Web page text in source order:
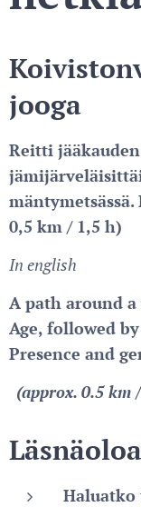
jooga
Reitti
0,5 km / 1,5 h)
In english
A path around
Age, followed
Presence and
(approx. 0.5 km
Haluatko